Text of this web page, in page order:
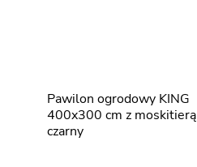
Pawilon ogrodowy KING
400x300 cm z moskitierą
czarny